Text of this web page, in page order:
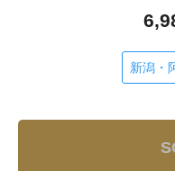
新潟・